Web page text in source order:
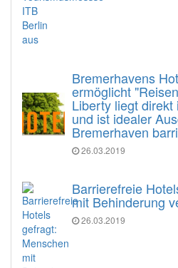
Bremerhavens
ermöglicht
Liberty liegt
und ist idealer
Bremerhaven
26.03.2019
Barrierefreie
mit Behinderung
26.03.2019